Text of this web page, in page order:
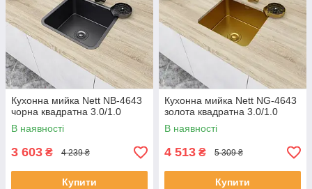
Кухонна мийка Nett NB-4643
чорна квадратна 3.0/1.0
В наявності
3 603 ₴ 4 239 ₴
Купити
Кухонна мийка Nett NG-4643
золота квадратна 3.0/1.0
В наявності
4 513 ₴ 5 309 ₴
Купити